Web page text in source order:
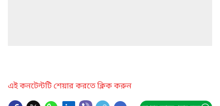
এই কনটেন্টটি শেয়ার করতে ক্লিক করুন